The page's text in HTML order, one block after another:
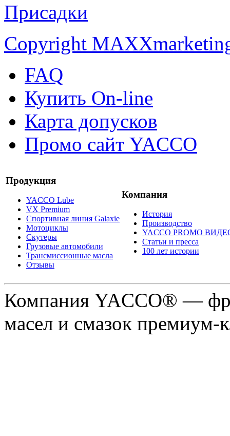
Присадки
Copyright
FAQ
Купить On-line
Карта допусков
Промо сайт YACCO
Продукция
YACCO Lube
VX Premium
Спортивная линия Galaxie
Мотоциклы
Скутеры
Грузовые автомобили
Трансмиссионные масла
Отзывы
Компания
История
Производство
YACCO PROMO
Статьи и пресса
100 лет истории
Компания YACCO® —
масел и смазок премиум-